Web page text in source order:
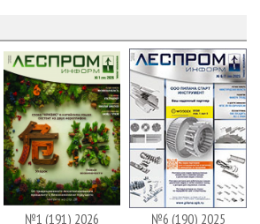
№1 (191) 2026 №6 (190) 2025